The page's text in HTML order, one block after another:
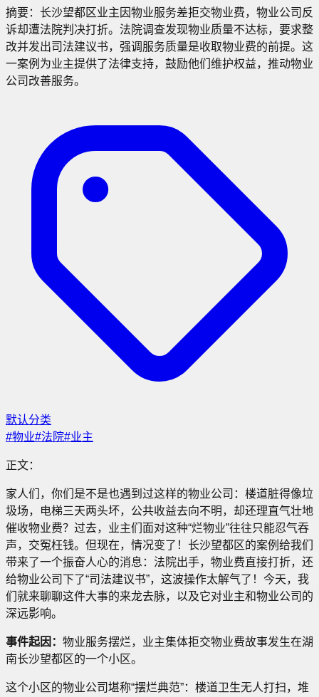
摘要： 长沙望都区业主因物业服务差拒交物业费，物业公司反
诉却遭法院判决打折。法院调查发现物业质量不达标，要求整
改并发出司法建议书，强调服务质量是收取物业费的前提。这
一案例为业主提供了法律支持，鼓励他们维护权益，推动物业
公司改善服务。
默认分类
#物业#法院#业主
正文：
家人们，你们是不是也遇到过这样的物业公司：楼道脏得像垃
圾场，电梯三天两头坏，公共收益去向不明，却还理直气壮地
催收物业费？过去，业主们面对这种“烂物业”往往只能忍气吞
声，交冤枉钱。但现在，情况变了！长沙望都区的案例给我们
带来了一个振奋人心的消息：法院出手，物业费直接打折，还
给物业公司下了“司法建议书”，这波操作太解气了！今天，我
们就来聊聊这件大事的来龙去脉，以及它对业主和物业公司的
深远影响。
事件起因： 物业服务摆烂，业主集体拒交物业费故事发生在湖
南长沙望都区的一个小区。
这个小区的物业公司堪称“摆烂典范”：楼道卫生无人打扫，堆